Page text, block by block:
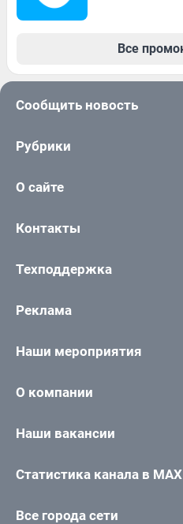
Все
Сообщить новость
Рубрики
О сайте
Контакты
Техподдержка
Реклама
Наши мероприятия
О компании
Наши вакансии
Статистика канала в MAX
Все города сети